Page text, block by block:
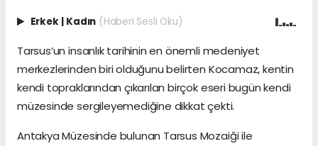
Erkek | Kadın (Haberi Sesli Oku)
Tarsus’un insanlık tarihinin en önemli medeniyet
merkezlerinden biri olduğunu belirten Kocamaz, kentin
kendi topraklarından çıkarılan birçok eseri bugün kendi
müzesinde sergileyemediğine dikkat çekti.
Antakya Müzesinde bulunan Tarsus Mozaiği ile